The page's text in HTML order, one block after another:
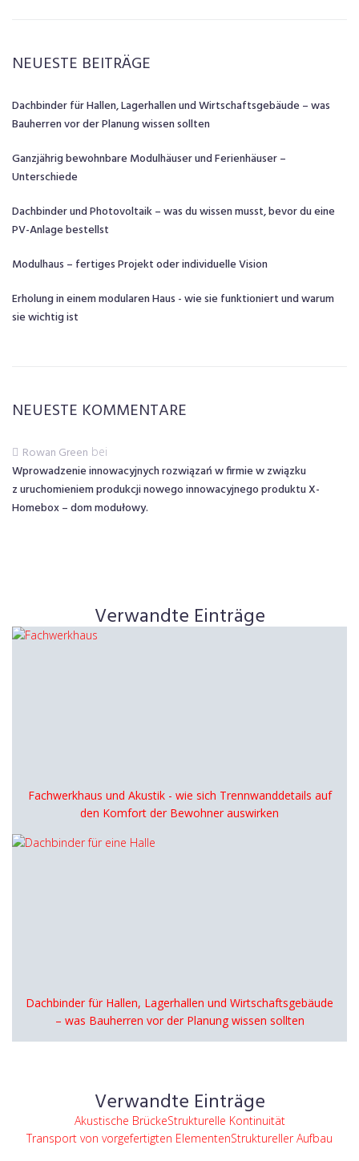
NEUESTE BEITRÄGE
Dachbinder für Hallen, Lagerhallen und Wirtschaftsgebäude – was
Bauherren vor der Planung wissen sollten
Ganzjährig bewohnbare Modulhäuser und Ferienhäuser –
Unterschiede
Dachbinder und Photovoltaik – was du wissen musst, bevor du eine
PV-Anlage bestellst
Modulhaus – fertiges Projekt oder individuelle Vision
Erholung in einem modularen Haus - wie sie funktioniert und warum
sie wichtig ist
NEUESTE KOMMENTARE
Rowan Green bei
Wprowadzenie innowacyjnych rozwiązań w firmie w związku
z uruchomieniem produkcji nowego innowacyjnego produktu X-
Homebox – dom modułowy.
Verwandte Einträge
Fachwerkhaus und Akustik - wie sich Trennwanddetails auf
den Komfort der Bewohner auswirken
Dachbinder für Hallen, Lagerhallen und Wirtschaftsgebäude
– was Bauherren vor der Planung wissen sollten
Verwandte Einträge
Akustische BrückeStrukturelle Kontinuität
Transport von vorgefertigten ElementenStruktureller Aufbau